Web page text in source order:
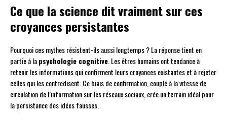
Ce que la science dit vraiment sur ces
croyances persistantes
Pourquoi ces mythes résistent-ils aussi longtemps ? La réponse tient en
partie à lapsychologie cognitive . Les êtres humains ont tendance à
retenir les informations qui confirment leurs croyances existantes et à rejeter
celles qui les contredisent. Ce biais de confirmation, couplé à la vitesse de
circulation de l’information sur les réseaux sociaux, crée un terrain idéal pour
la persistance des idées fausses.